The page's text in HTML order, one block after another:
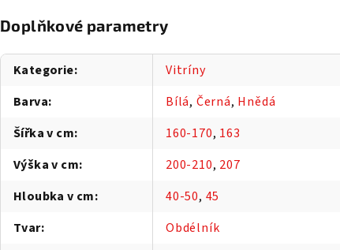
Doplňkové parametry
Kategorie:
Vitríny
Barva: Bílá, Černá, Hnědá
Šířka v cm: 160-170, 163
Výška v cm: 200-210, 207
Hloubka v cm: 40-50, 45
Tvar:
Obdélník